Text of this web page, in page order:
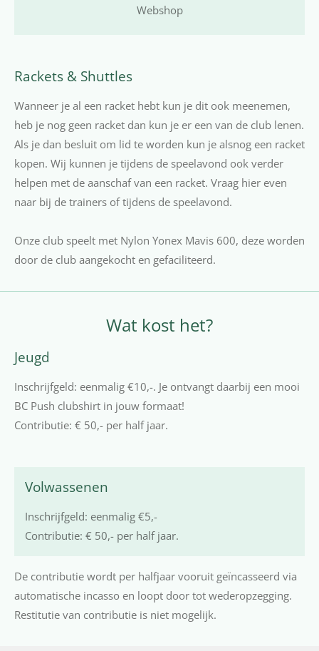
Webshop
Rackets & Shuttles
Wanneer je al een racket hebt kun je dit ook meenemen,
heb je nog geen racket dan kun je er een van de club lenen.
Als je dan besluit om lid te worden kun je alsnog een racket
kopen. Wij kunnen je tijdens de speelavond ook verder
helpen met de aanschaf van een racket. Vraag hier even
naar bij de trainers of tijdens de speelavond.
Onze club speelt met Nylon Yonex Mavis 600, deze worden
door de club aangekocht en gefaciliteerd.
Wat kost het?
Jeugd
Inschrijfgeld: eenmalig €10,-. Je ontvangt daarbij een mooi
BC Push clubshirt in jouw formaat!
Contributie: € 50,- per half jaar.
Volwassenen
Inschrijfgeld: eenmalig €5,-
Contributie: € 50,- per half jaar.
De contributie wordt per halfjaar vooruit geïncasseerd via
automatische incasso en loopt door tot wederopzegging.
Restitutie van contributie is niet mogelijk.